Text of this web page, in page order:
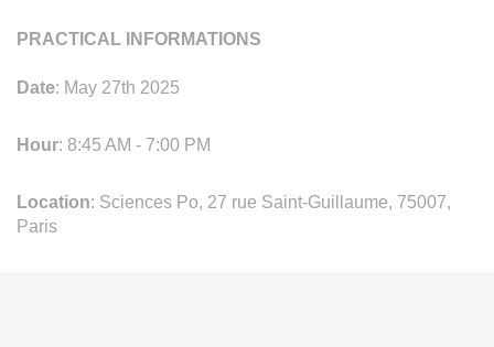
PRACTICAL INFORMATIONS
Date: May 27th 2025
Hour: 8:45 AM - 7:00 PM
Location: Sciences Po, 27 rue Saint-Guillaume, 75007,
Paris